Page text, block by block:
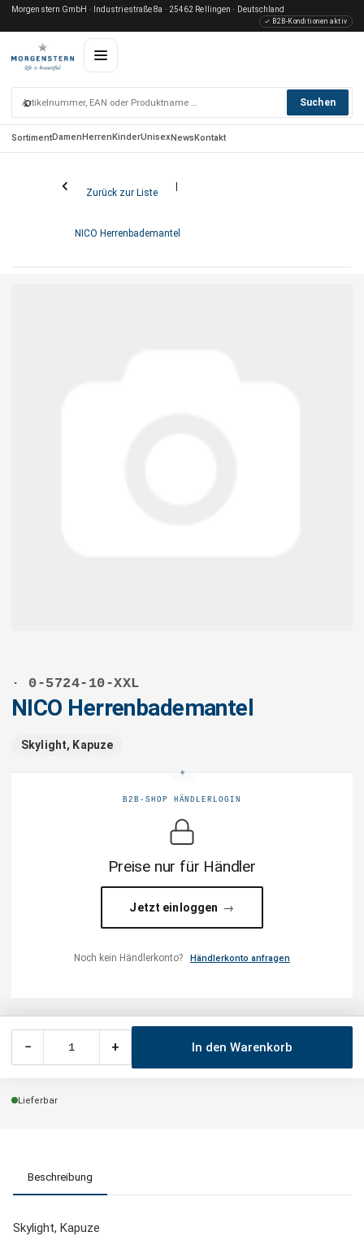
Morgenstern GmbH · Industriestraße 8a · 25462 Rellingen · Deutschland
✓ B2B-Konditionen aktiv
⌕ Suchen
SortimentDamenHerrenKinderUnisexNewsKontakt
Zurück zur Liste
NICO Herrenbademantel
· 0-5724-10-XXL
NICO Herrenbademantel
Skylight, Kapuze
B2B-SHOP HÄNDLERLOGIN
Preise nur für Händler
Jetzt einloggen
Noch kein Händlerkonto? Händlerkonto anfragen
− + In den Warenkorb
Lieferbar
Beschreibung
Skylight, Kapuze